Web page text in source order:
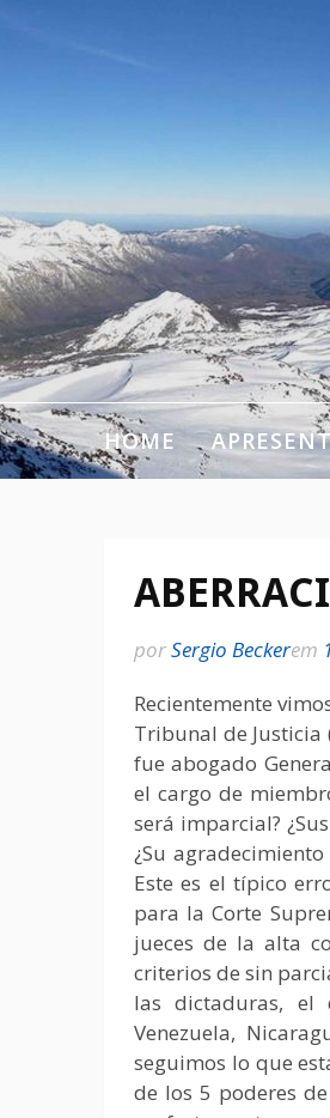
HOME
porSergio Beckerem
Recientemente
Tribunal de Justicia
fue abogado
el cargo de
será imparcial?
¿Su
Este es el típico
para la Corte
jueces de la alta
criterios de sin
las dictaduras, el
Venezuela,
seguimos lo que
de los 5 poderes